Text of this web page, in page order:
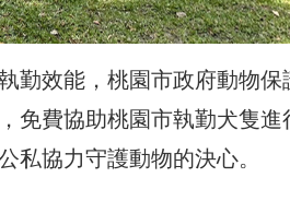
勤效能，桃園市政府動物
免費協助桃園市執勤犬隻
私協力守護動物的決心。